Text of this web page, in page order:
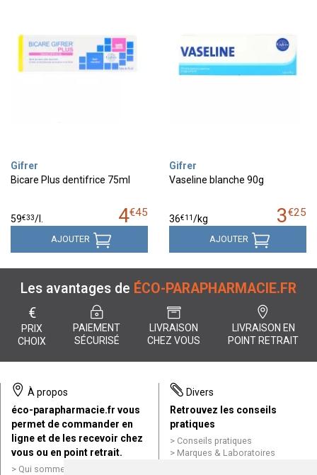
Gifrer
Bicare Plus dentifrice 75ml
4€45
59€33/
AJOUTER
Gifrer
Vaseline blanche 90g
3€25
36€11/kg
AJOUTER
Les avantages de ÉCO-PARAPHARMACIE.FR
€
PRIX
CHOIX
PAIEMENT
SÉCURISÉ
LIVRAISON
CHEZ VOUS
LIVRAISON EN
POINT RETRAIT
À propos
éco-parapharmacie.fr vous
permet de commander en
ligne et de les recevoir chez
vous ou en point retrait.
Qui sommes nous ?
Divers
Retrouvez les conseils
pratiques
Conseils pratiques
Marques & Laboratoires